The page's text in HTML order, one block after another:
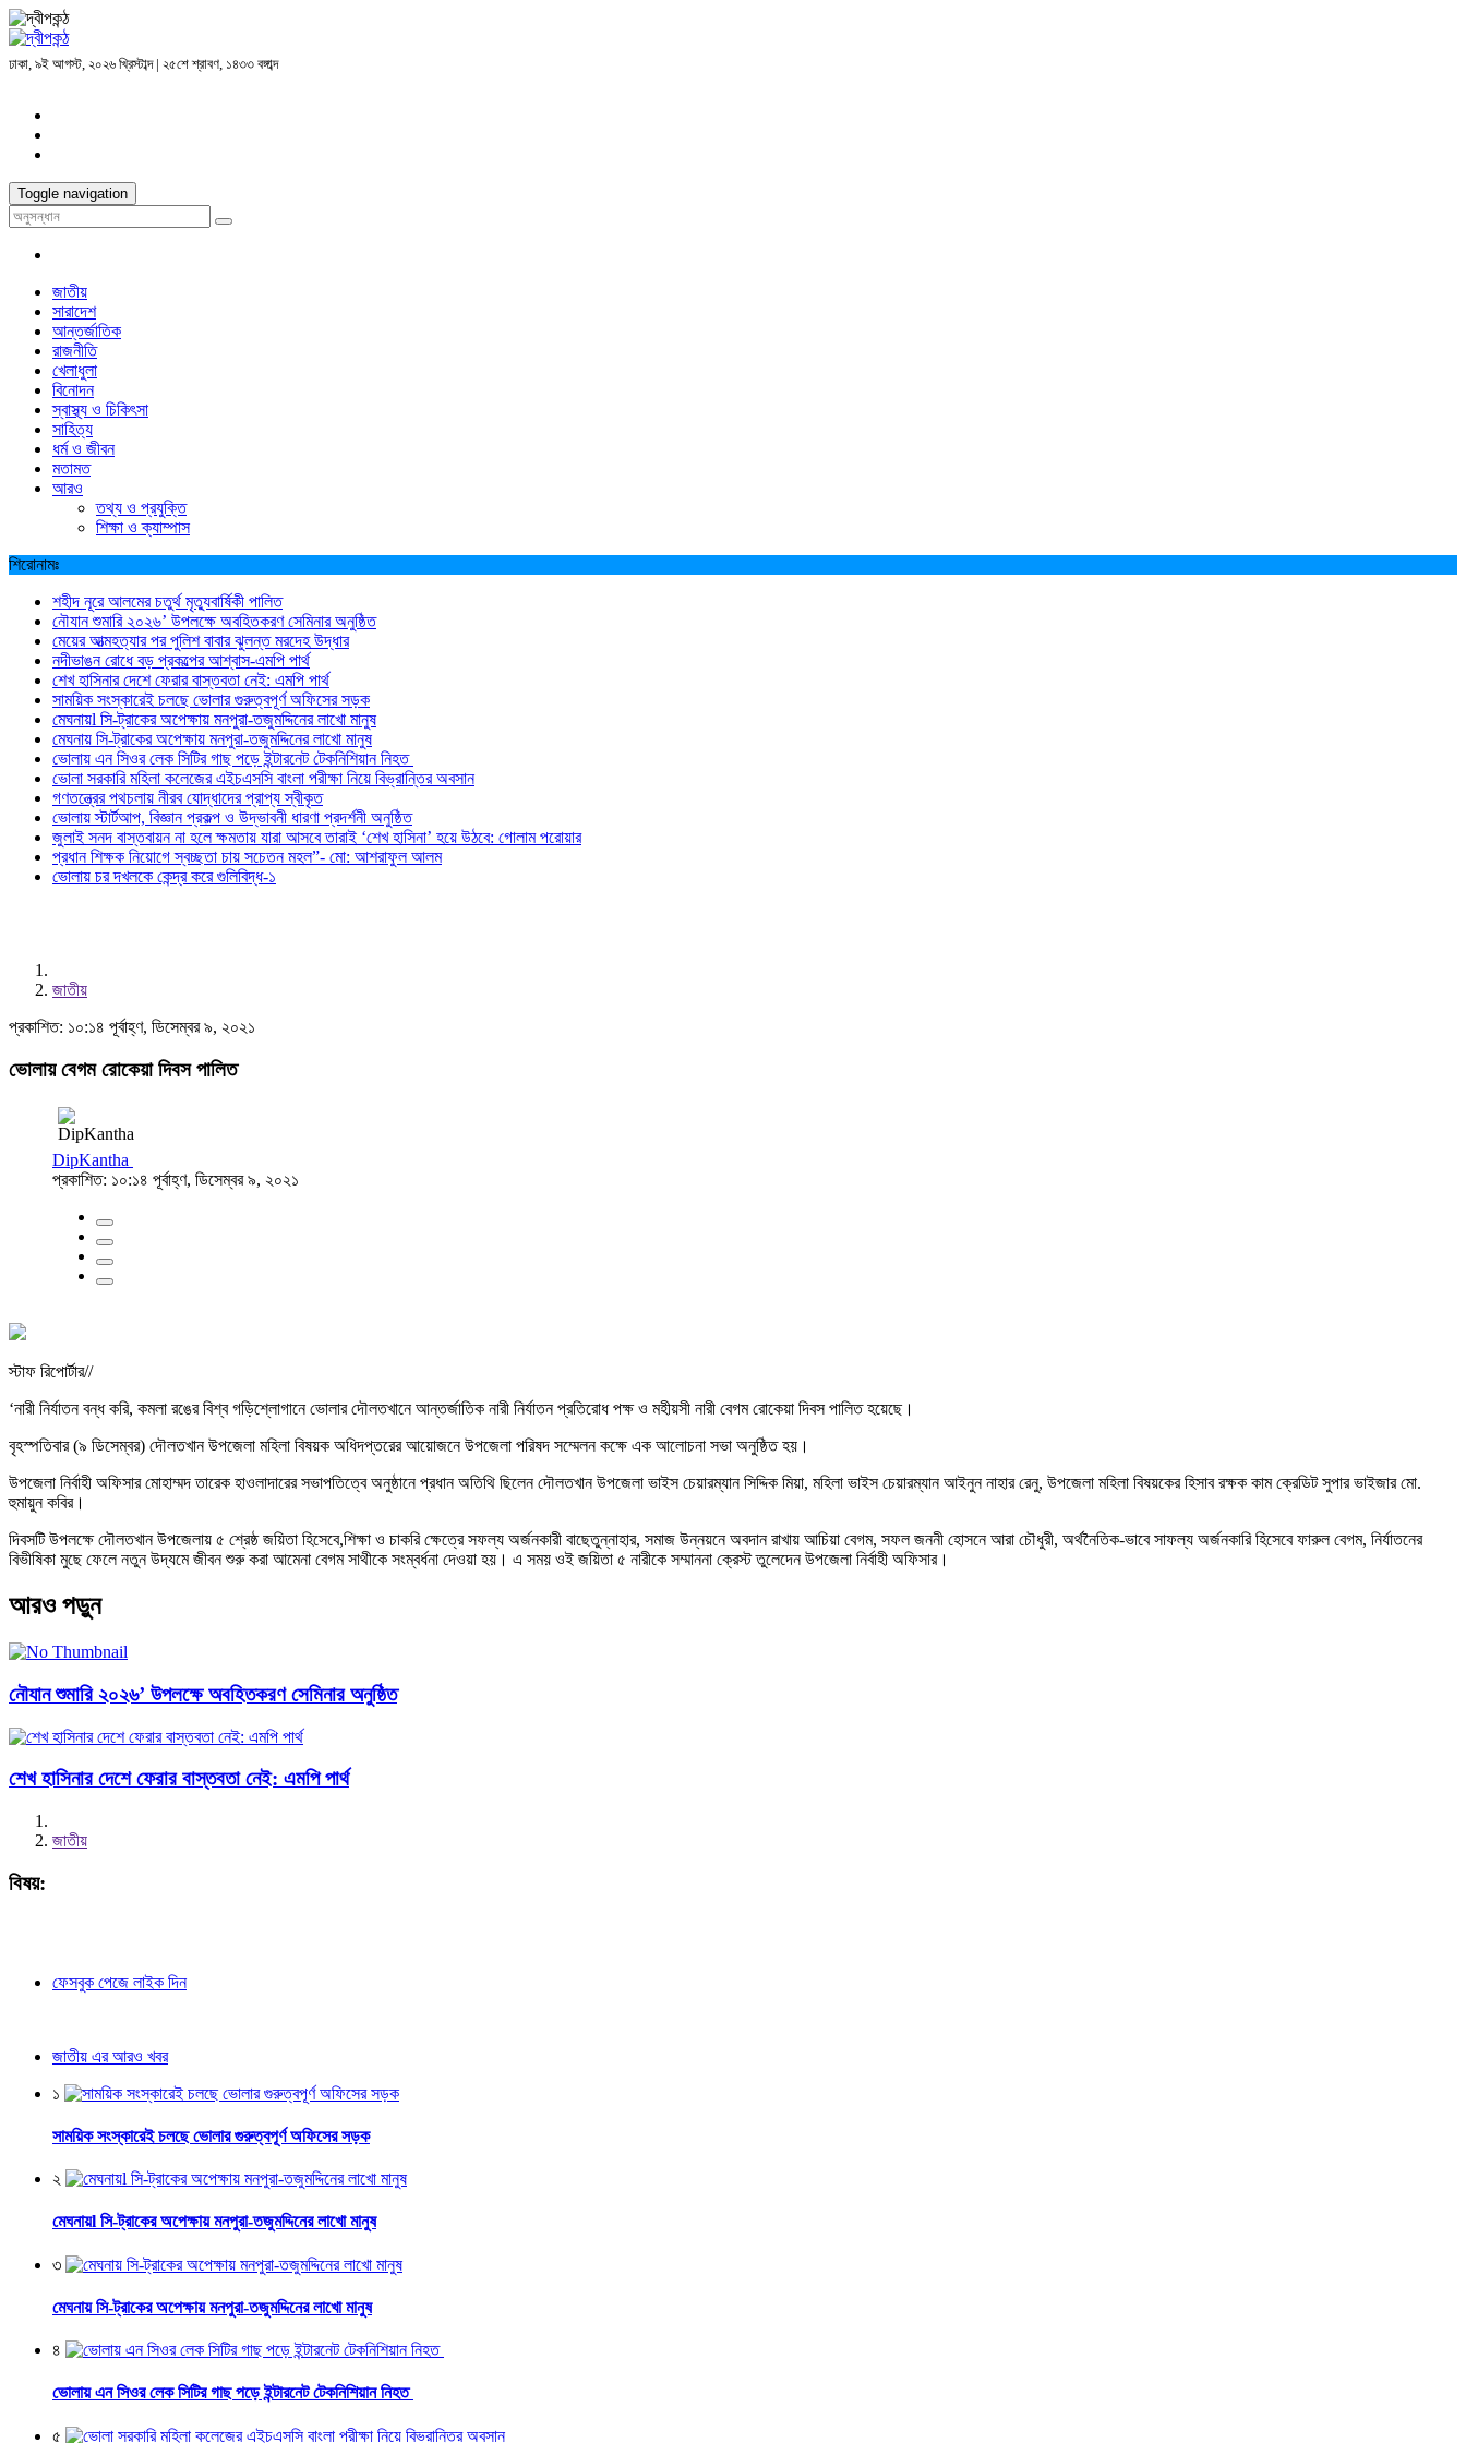
ঢাকা, ৯ই আগস্ট, ২০২৬ খ্রিস্টাব্দ | ২৫শে শ্রাবণ, ১৪৩৩ বঙ্গাব্দ
Toggle navigation
জাতীয়
সারাদেশ
আন্তর্জাতিক
রাজনীতি
খেলাধুলা
বিনোদন
স্বাস্থ্য ও চিকিৎসা
সাহিত্য
ধর্ম ও জীবন
মতামত
আরও
তথ্য ও প্রযুক্তি
শিক্ষা ও ক্যাম্পাস
শিরোনামঃ
শহীদ নূরে আলমের চতুর্থ মৃত্যুবার্ষিকী পালিত
নৌযান শুমারি ২০২৬’ উপলক্ষে অবহিতকরণ সেমিনার অনুষ্ঠিত
মেয়ের আত্মহত্যার পর পুলিশ বাবার ঝুলন্ত মরদেহ উদ্ধার
নদীভাঙন রোধে বড় প্রকল্পের আশ্বাস-এমপি পার্থ
শেখ হাসিনার দেশে ফেরার বাস্তবতা নেই: এমপি পার্থ
সাময়িক সংস্কারেই চলছে ভোলার গুরুত্বপূর্ণ অফিসের সড়ক
মেঘনায়l সি-ট্রাকের অপেক্ষায় মনপুরা-তজুমদ্দিনের লাখো মানুষ
মেঘনায় সি-ট্রাকের অপেক্ষায় মনপুরা-তজুমদ্দিনের লাখো মানুষ
ভোলায় এন সিওর লেক সিটির গাছ পড়ে ইন্টারনেট টেকনিশিয়ান নিহত
ভোলা সরকারি মহিলা কলেজের এইচএসসি বাংলা পরীক্ষা নিয়ে বিভ্রান্তির অবসান
গণতন্ত্রের পথচলায় নীরব যোদ্ধাদের প্রাপ্য স্বীকৃত
ভোলায় স্টার্টআপ, বিজ্ঞান প্রকল্প ও উদ্ভাবনী ধারণা প্রদর্শনী অনুষ্ঠিত
জুলাই সনদ বাস্তবায়ন না হলে ক্ষমতায় যারা আসবে তারাই ‘শেখ হাসিনা’ হয়ে উঠবে: গোলাম পরোয়ার
প্রধান শিক্ষক নিয়োগে স্বচ্ছতা চায় সচেতন মহল”- মো: আশরাফুল আলম
ভোলায় চর দখলকে কেন্দ্র করে গুলিবিদ্ধ-১
জাতীয়
প্রকাশিত: ১০:১৪ পূর্বাহ্ণ, ডিসেম্বর ৯, ২০২১
ভোলায় বেগম রোকেয়া দিবস পালিত
DipKantha
প্রকাশিত: ১০:১৪ পূর্বাহ্ণ, ডিসেম্বর ৯, ২০২১
স্টাফ রিপোর্টার//
‘নারী নির্যাতন বন্ধ করি, কমলা রঙের বিশ্ব গড়িশ্লোগানে ভোলার দৌলতখানে আন্তর্জাতিক নারী নির্যাতন প্রতিরোধ পক্ষ ও মহীয়সী নারী বেগম রোকেয়া দিবস পালিত হয়েছে।
বৃহস্পতিবার (৯ ডিসেম্বর) দৌলতখান উপজেলা মহিলা বিষয়ক অধিদপ্তরের আয়োজনে উপজেলা পরিষদ সম্মেলন কক্ষে এক আলোচনা সভা অনুষ্ঠিত হয়।
উপজেলা নির্বাহী অফিসার মোহাম্মদ তারেক হাওলাদারের সভাপতিত্বে অনুষ্ঠানে প্রধান অতিথি ছিলেন দৌলতখান উপজেলা ভাইস চেয়ারম্যান সিদ্দিক মিয়া, মহিলা ভাইস চেয়ারম্যান আইনুন নাহার রেনু, উপজেলা মহিলা বিষয়কের হিসাব রক্ষক কাম ক্রেডিট সুপার ভাইজার মো.
হুমায়ুন কবির।
দিবসটি উপলক্ষে দৌলতখান উপজেলায় ৫ শ্রেষ্ঠ জয়িতা হিসেবে,শিক্ষা ও চাকরি ক্ষেত্রে সফল্য অর্জনকারী বাছেতুন্নাহার, সমাজ উন্নয়নে অবদান রাখায় আচিয়া বেগম, সফল জননী হোসনে আরা চৌধুরী, অর্থনৈতিক-ভাবে সাফল্য অর্জনকারি হিসেবে ফারুল বেগম, নির্যাতনের
বিভীষিকা মুছে ফেলে নতুন উদ্যমে জীবন শুরু করা আমেনা বেগম সাথীকে সংম্বর্ধনা দেওয়া হয়। এ সময় ওই জয়িতা ৫ নারীকে সম্মাননা ক্রেস্ট তুলেদেন উপজেলা নির্বাহী অফিসার।
আরও পড়ুন
নৌযান শুমারি ২০২৬’ উপলক্ষে অবহিতকরণ সেমিনার অনুষ্ঠিত
শেখ হাসিনার দেশে ফেরার বাস্তবতা নেই: এমপি পার্থ
জাতীয়
বিষয়:
ফেসবুক পেজে লাইক দিন
জাতীয় এর আরও খবর
১
সাময়িক সংস্কারেই চলছে ভোলার গুরুত্বপূর্ণ অফিসের সড়ক
২
মেঘনায়l সি-ট্রাকের অপেক্ষায় মনপুরা-তজুমদ্দিনের লাখো মানুষ
৩
মেঘনায় সি-ট্রাকের অপেক্ষায় মনপুরা-তজুমদ্দিনের লাখো মানুষ
৪
ভোলায় এন সিওর লেক সিটির গাছ পড়ে ইন্টারনেট টেকনিশিয়ান নিহত
৫